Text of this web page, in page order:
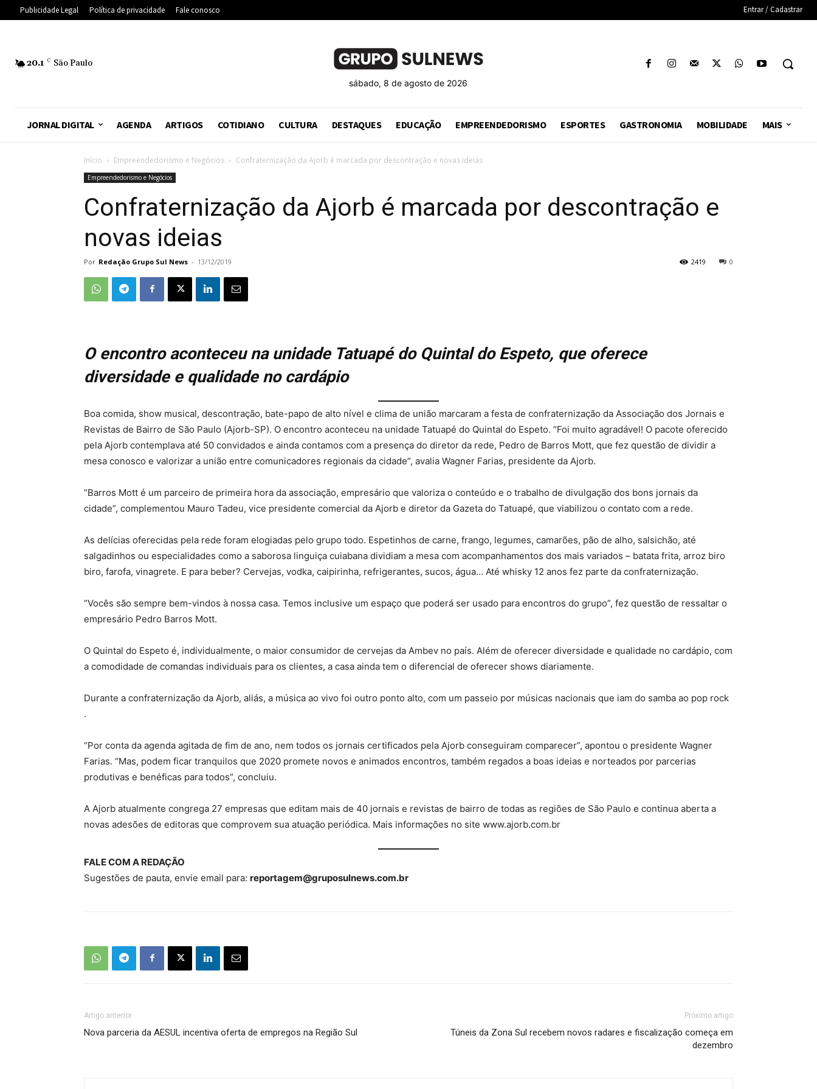
Publicidade Legal Política de privacidade Fale conosco Entrar / Cadastrar
20.1 C São Paulo
sábado, 8 de agosto de 2026
JORNAL DIGITAL AGENDA ARTIGOS COTIDIANO CULTURA DESTAQUES EDUCAÇÃO EMPREENDEDORISMO ESPORTES GASTRONOMIA MOBILIDADE MAIS
Início Empreendedorismo e Negócios Confraternização da Ajorb é marcada por descontração e novas ideias
Empreendedorismo e Negócios
Confraternização da Ajorb é marcada por descontração e
novas ideias
Por Redação Grupo Sul News - 13/12/2019 0
2419
O encontro aconteceu na unidade Tatuapé do Quintal do Espeto, que oferece
diversidade e qualidade no cardápio
Boa comida, show musical, descontração, bate-papo de alto nível e clima de união marcaram a festa de confraternização da Associação dos Jornais e
Revistas de Bairro de São Paulo (Ajorb-SP). O encontro aconteceu na unidade Tatuapé do Quintal do Espeto. “Foi muito agradável! O pacote oferecido
pela Ajorb contemplava até 50 convidados e ainda contamos com a presença do diretor da rede, Pedro de Barros Mott, que fez questão de dividir a
mesa conosco e valorizar a união entre comunicadores regionais da cidade”, avalia Wagner Farias, presidente da Ajorb.
“Barros Mott é um parceiro de primeira hora da associação, empresário que valoriza o conteúdo e o trabalho de divulgação dos bons jornais da
cidade”, complementou Mauro Tadeu, vice presidente comercial da Ajorb e diretor da Gazeta do Tatuapé, que viabilizou o contato com a rede.
As delícias oferecidas pela rede foram elogiadas pelo grupo todo. Espetinhos de carne, frango, legumes, camarões, pão de alho, salsichão, até
salgadinhos ou especialidades como a saborosa linguiça cuiabana dividiam a mesa com acompanhamentos dos mais variados – batata frita, arroz biro
biro, farofa, vinagrete. E para beber? Cervejas, vodka, caipirinha, refrigerantes, sucos, água… Até whisky 12 anos fez parte da confraternização.
“Vocês são sempre bem-vindos à nossa casa. Temos inclusive um espaço que poderá ser usado para encontros do grupo”, fez questão de ressaltar o
empresário Pedro Barros Mott.
O Quintal do Espeto é, individualmente, o maior consumidor de cervejas da Ambev no país. Além de oferecer diversidade e qualidade no cardápio, com
a comodidade de comandas individuais para os clientes, a casa ainda tem o diferencial de oferecer shows diariamente.
Durante a confraternização da Ajorb, aliás, a música ao vivo foi outro ponto alto, com um passeio por músicas nacionais que iam do samba ao pop rock
.
“Por conta da agenda agitada de fim de ano, nem todos os jornais certificados pela Ajorb conseguiram comparecer”, apontou o presidente Wagner
Farias. “Mas, podem ficar tranquilos que 2020 promete novos e animados encontros, também regados a boas ideias e norteados por parcerias
produtivas e benéficas para todos”, concluiu.
A Ajorb atualmente congrega 27 empresas que editam mais de 40 jornais e revistas de bairro de todas as regiões de São Paulo e continua aberta a
novas adesões de editoras que comprovem sua atuação periódica. Mais informações no site www.ajorb.com.br
FALE COM A REDAÇÃO
Sugestões de pauta, envie email para: reportagem@gruposulnews.com.br
Artigo anterior
Nova parceria da AESUL incentiva oferta de empregos na Região Sul
Próximo artigo
Túneis da Zona Sul recebem novos radares e fiscalização começa em
dezembro